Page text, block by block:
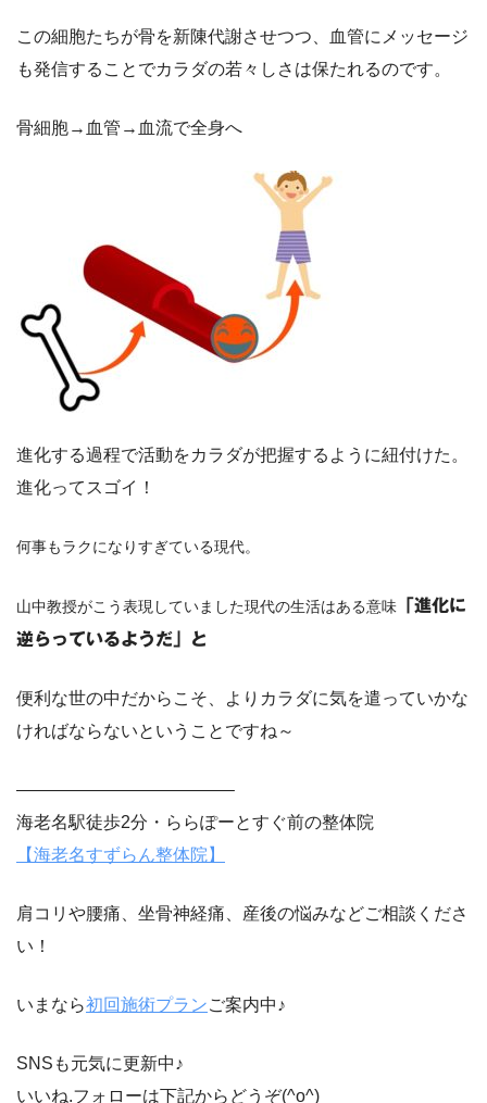
この細胞たちが骨を新陳代謝させつつ、血管にメッセージ
も発信することでカラダの若々しさは保たれるのです。
骨細胞→血管→血流で全身へ
進化する過程で活動をカラダが把握するように紐付けた。
進化ってスゴイ！
何事もラクになりすぎている現代。
山中教授がこう表現していました現代の生活はある意味 「進化に
逆らっているようだ」と
便利な世の中だからこそ、よりカラダに気を遣っていかな
ければならないということですね～
————————————–
海老名駅徒歩2分・ららぽーとすぐ前の整体院
【海老名すずらん整体院】
肩コリや腰痛、坐骨神経痛、産後の悩みなどご相談くださ
い！
いまなら初回施術プランご案内中♪
SNSも元気に更新中♪
いいね.フォローは下記からどうぞ(^o^)